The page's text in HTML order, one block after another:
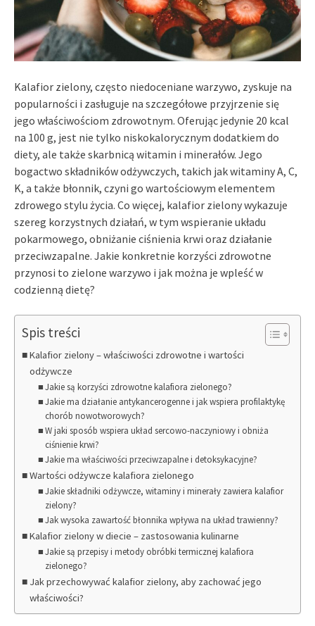
Kalafior zielony, często niedoceniane warzywo, zyskuje na
popularności i zasługuje na szczegółowe przyjrzenie się
jego właściwościom zdrowotnym. Oferując jedynie 20 kcal
na 100 g, jest nie tylko niskokalorycznym dodatkiem do
diety, ale także skarbnicą witamin i minerałów. Jego
bogactwo składników odżywczych, takich jak witaminy A, C,
K, a także błonnik, czyni go wartościowym elementem
zdrowego stylu życia. Co więcej, kalafior zielony wykazuje
szereg korzystnych działań, w tym wspieranie układu
pokarmowego, obniżanie ciśnienia krwi oraz działanie
przeciwzapalne. Jakie konkretnie korzyści zdrowotne
przynosi to zielone warzywo i jak można je wpleść w
codzienną dietę?
Spis treści
Kalafior zielony – właściwości zdrowotne i wartości
odżywcze
Jakie są korzyści zdrowotne kalafiora zielonego?
Jakie ma działanie antykancerogenne i jak wspiera profilaktykę
chorób nowotworowych?
W jaki sposób wspiera układ sercowo-naczyniowy i obniża
ciśnienie krwi?
Jakie ma właściwości przeciwzapalne i detoksykacyjne?
Wartości odżywcze kalafiora zielonego
Jakie składniki odżywcze, witaminy i minerały zawiera kalafior
zielony?
Jak wysoka zawartość błonnika wpływa na układ trawienny?
Kalafior zielony w diecie – zastosowania kulinarne
Jakie są przepisy i metody obróbki termicznej kalafiora
zielonego?
Jak przechowywać kalafior zielony, aby zachować jego
właściwości?